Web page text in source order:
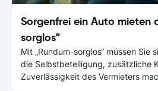
Sorgenfrei ein Auto mieten
sorglos“
Mit „Rundum-sorglos“ müssen Sie
die Selbstbeteiligung, zusätzliche
Zuverlässigkeit des Vermieters